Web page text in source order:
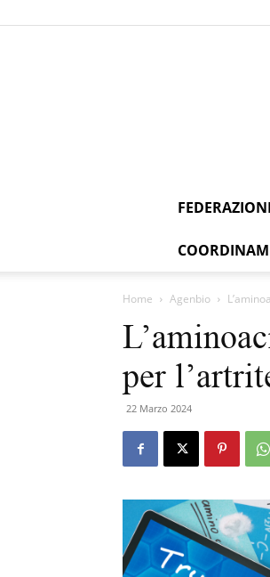
Home Agenbio
per
22 Marzo 2024